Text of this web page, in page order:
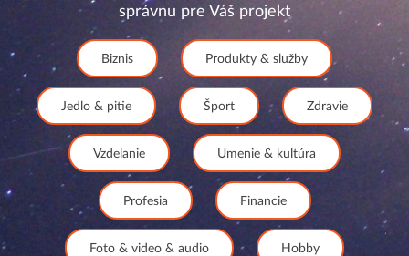
správnu pre Váš projekt
Biznis Produkty & služby
Jedlo & pitie Šport Zdravie
Vzdelanie Umenie & kultúra
Profesia Financie
Foto & video & audio Hobby